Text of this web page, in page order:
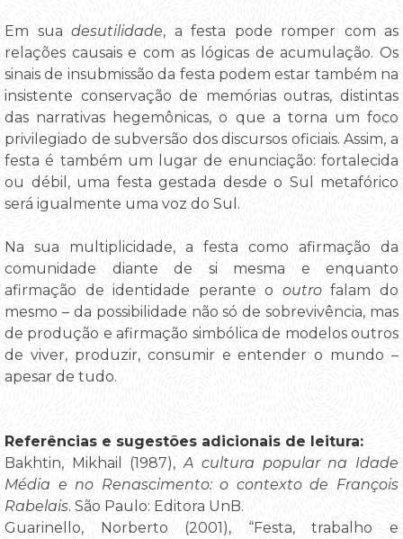
Em sua desutilidade, a festa pode romper com as
relações causais e com as lógicas de acumulação. Os
sinais de insubmissão da festa podem estar também na
insistente conservação de memórias outras, distintas
das narrativas hegemônicas, o que a torna um foco
privilegiado de subversão dos discursos oficiais. Assim, a
festa é também um lugar de enunciação: fortalecida
ou débil, uma festa gestada desde o Sul metafórico
será igualmente uma voz do Sul.
Na sua multiplicidade, a festa como afirmação da
comunidade diante de si mesma e enquanto
afirmação de identidade perante o outrofalam do
mesmo – da possibilidade não só de sobrevivência, mas
de produção e afirmação simbólica de modelos outros
de viver, produzir, consumir e entender o mundo –
apesar de tudo.
Referências e sugestões adicionais de leitura:
Bakhtin, Mikhail (1987),A cultura popular na Idade
Média e no Renascimento: o contexto de François
Rabelais. São Paulo: Editora UnB.
Guarinello, Norberto (2001), “Festa, trabalho e